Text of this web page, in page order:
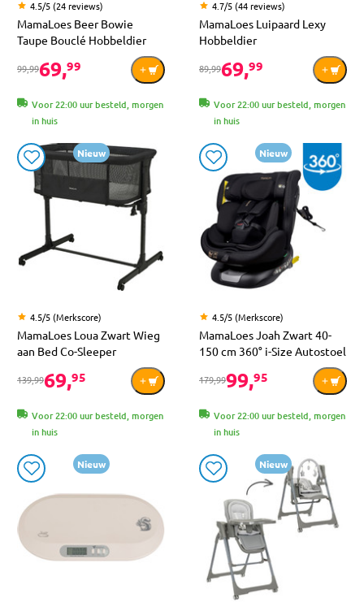
4.5/5 (24 reviews)
MamaLoes Beer Bowie
Taupe Bouclé Hobbeldier
99,9969,99
Voor 22:00 uur besteld, morgen
in huis
4.7/5 (44 reviews)
MamaLoes Luipaard Lexy
Hobbeldier
89,9969,99
Voor 22:00 uur besteld, morgen
in huis
Nieuw
4.5/5 (Merkscore)
MamaLoes Loua Zwart Wieg
aan Bed Co-Sleeper
139,9969,95
Voor 22:00 uur besteld, morgen
in huis
Nieuw
4.5/5 (Merkscore)
MamaLoes Joah Zwart 40-
150 cm 360° i-Size Autostoel
179,9999,95
Voor 22:00 uur besteld, morgen
in huis
Nieuw Nieuw